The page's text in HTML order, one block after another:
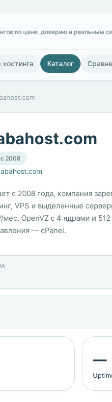
по цене, доверию и реальным
Каталог
2008
с 2008 года, компания
VPS и выделенные
мес, OpenVZ с 4 ядрами и
— cPanel.
—